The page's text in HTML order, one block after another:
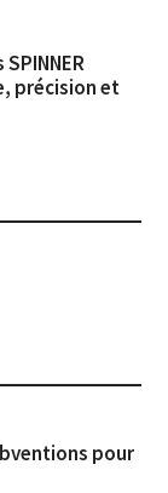
précision et
pour